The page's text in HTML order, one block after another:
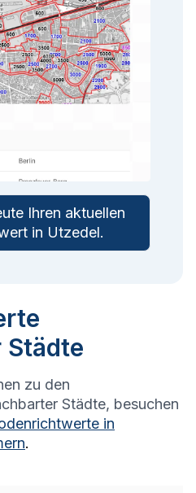
Ihren aktuellen
in Utzedel.
Städte
zu den
Städte, besuchen
in
.